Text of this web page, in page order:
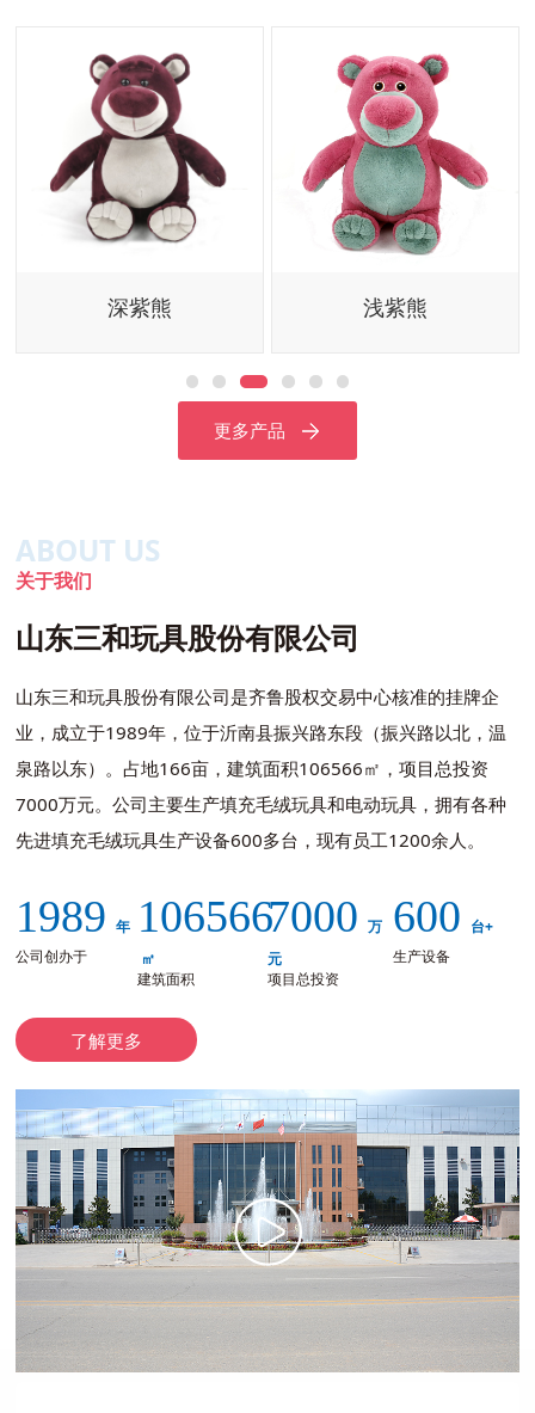
深紫熊 浅紫熊
更多产品
ABOUT US
关于我们
山东三和玩具股份有限公司
山东三和玩具股份有限公司是齐鲁股权交易中心核准的挂牌企
业，成立于1989年，位于沂南县振兴路东段（振兴路以北，温
泉路以东）。占地166亩，建筑面积106566㎡，项目总投资
7000万元。公司主要生产填充毛绒玩具和电动玩具，拥有各种
先进填充毛绒玩具生产设备600多台，现有员工1200余人。
1989 年
公司创办于
106566
㎡
建筑面积
7000 万
元
项目总投资
600 台+
生产设备
了解更多